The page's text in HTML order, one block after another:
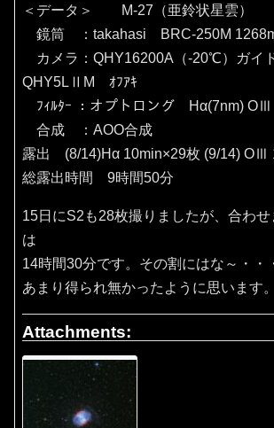
＜データ＞ M-27（亜鈴状星雲）
鏡筒 ：takahasi BRC-250M
カメラ：QHY16200A（‐20℃）ガイ
QHY5LⅡM ｵﾌｱｷ
ﾌｨﾙﾀｰ ：オプトロング Hα(7nm) OⅢ
合成 ：AOO合成
露出 (8/14)Hα 10min×29枚 (9/14) OⅢ
総露出時間 9時間50分
15日にS2も28枚撮りましたが、合わせ
は
14時間30分です。その割にはな～・・
あまり得られ無かったように思います
Attachments: